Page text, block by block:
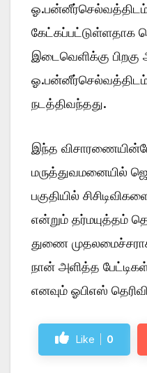
கேட்கப்பட்டுள்ளதாக
இடைவெளிக்கு
நடத்திவந்தது.
இந்த
மருத்துவமனையில்
பகுதியில்
என்றும் தர்மயுத்தம்
துணை
நான் அளித்த
எனவும் ஓபிஎஸ்
Like 0